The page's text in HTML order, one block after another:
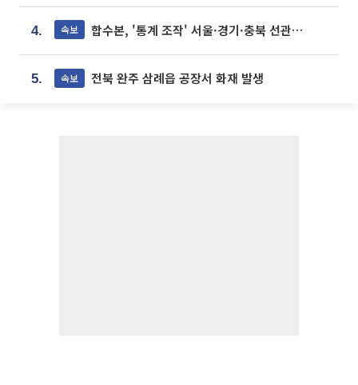
4. 속보 합수본, '통계 조작' 서울·경기·충북 선관위 등 추가 압수수색
5. 속보 전북 완주 삼례읍 공장서 화재 발생